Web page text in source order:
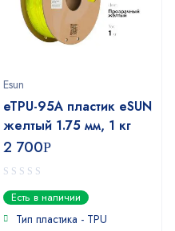
Esun
eTPU-95A пластик eSUN
желтый 1.75 мм, 1 кг
2 700Р
0
out
of
Есть в наличии
Тип пластика - TPU